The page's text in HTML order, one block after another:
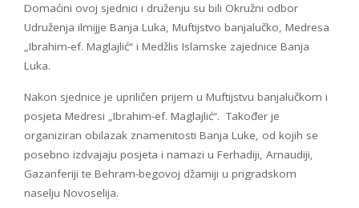
Domaćini ovoj sjednici i druženju su bili Okružni odbor
Udruženja ilmijje Banja Luka, Muftijstvo banjalučko, Medresa
„Ibrahim-ef. Maglajlić“ i Medžlis Islamske zajednice Banja
Luka.
Nakon sjednice je upriličen prijem u Muftijstvu banjalučkom i
posjeta Medresi „Ibrahim-ef. Maglajlić“. Također je
organiziran obilazak znamenitosti Banja Luke, od kojih se
posebno izdvajaju posjeta i namazi u Ferhadiji, Arnaudiji,
Gazanferiji te Behram-begovoj džamiji u prigradskom
naselju Novoselija.